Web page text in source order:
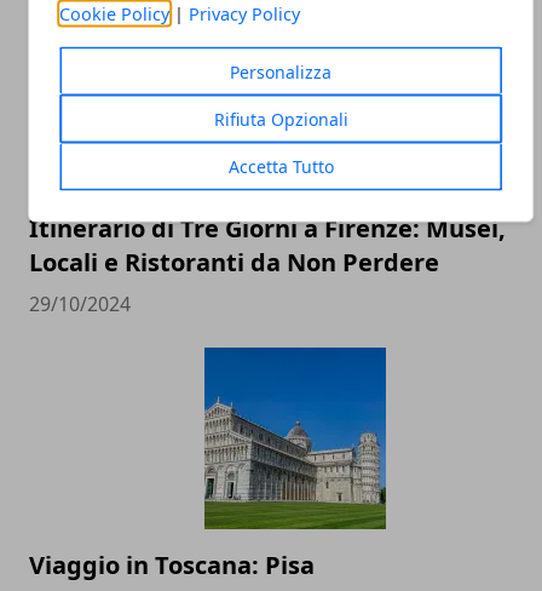
Cookie Policy | Privacy Policy
Personalizza
Rifiuta Opzionali
Accetta Tutto
Itinerario di Tre Giorni a Firenze: Musei,
Locali e Ristoranti da Non Perdere
29/10/2024
Viaggio in Toscana: Pisa